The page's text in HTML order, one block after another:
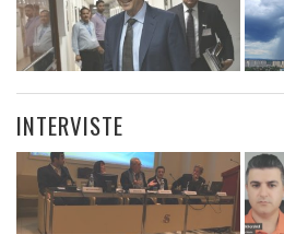
INTERVISTE